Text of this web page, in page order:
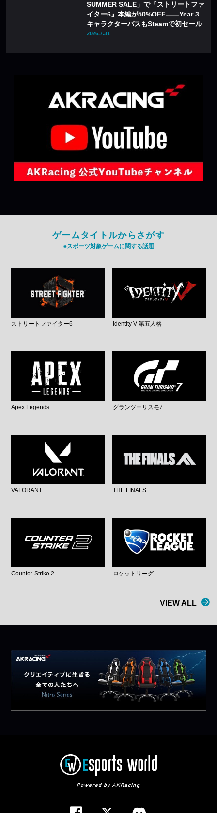
SUMMER SALE」で『ストリートファ
イター6』本編が50%OFF——Year 3
キャラクターパスもSteamで初セール
2026.7.31
ゲームタイトルからさがす
eスポーツ対象ゲームに関する話題
ストリートファイター6 Identity V 第五人格
Apex Legends グランツーリスモ7
VALORANT THE FINALS
Counter-Strike 2 ロケットリーグ
VIEW ALL